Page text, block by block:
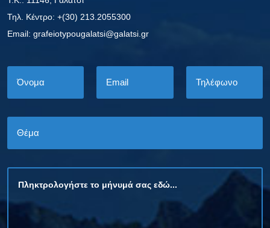
Τηλ. Κέντρο: +(30) 213.2055300
Εmail: grafeiotypougalatsi@galatsi.gr